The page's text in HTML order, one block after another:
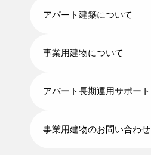
アパート建築について
事業用建物について
アパート長期運用サポート
事業用建物のお問い合わせ